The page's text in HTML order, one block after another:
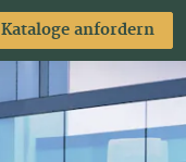
Kataloge anfordern
Anmelden